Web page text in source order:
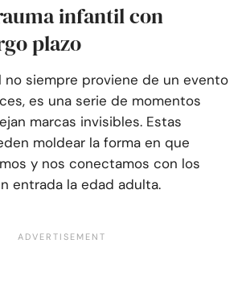
infantil con
plazo
no siempre proviene de un evento
es una serie de momentos
marcas invisibles. Estas
moldear la forma en que
y nos conectamos con los
entrada la edad adulta.